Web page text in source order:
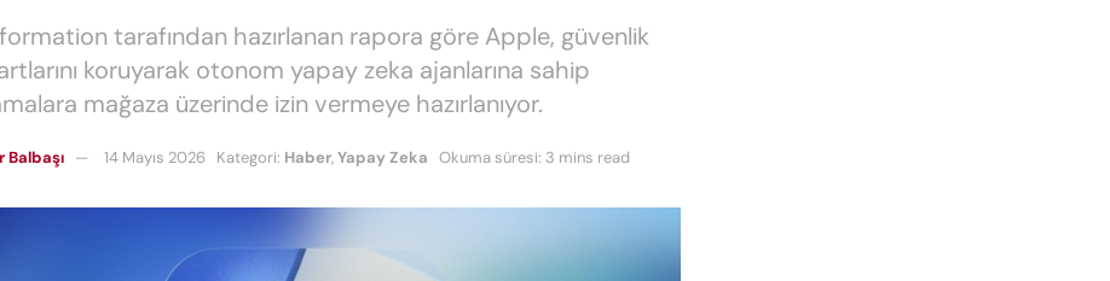
tarafından hazırlanan rapora göre Apple, güvenlik
koruyarak otonom yapay zeka ajanlarına sahip
mağaza üzerinde izin vermeye hazırlanıyor.
Balbaşı 14 Mayıs 2026 Kategori: Haber,Yapay Zeka Okuma süresi: 3 mins read